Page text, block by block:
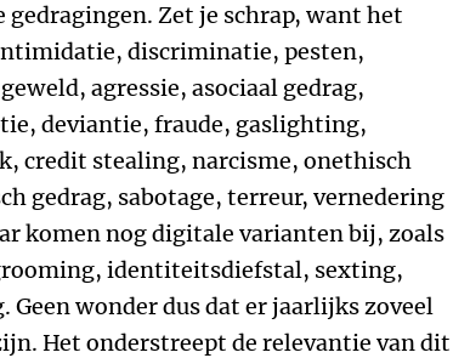
Zet je schrap, want het
discriminatie, pesten,
agressie, asociaal gedrag,
deviantie, fraude, gaslighting,
credit stealing, narcisme, onethisch
gedrag, sabotage, terreur, vernedering
komen nog digitale varianten bij, zoals
identiteitsdiefstal, sexting,
wonder dus dat er jaarlijks zoveel
Het onderstreept de relevantie van dit